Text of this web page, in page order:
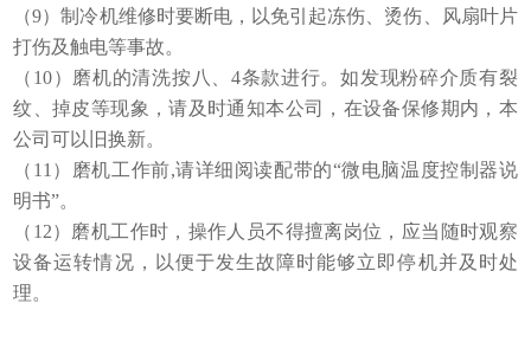
（9）制冷机维修时要断电，以免引起冻伤、烫伤、风扇叶片
打伤及触电等事故。
（10）磨机的清洗按八、4条款进行。如发现粉碎介质有裂
纹、掉皮等现象，请及时通知本公司，在设备保修期内，本
公司可以旧换新。
（11）磨机工作前,请详细阅读配带的“微电脑温度控制器说
明书”。
（12）磨机工作时，操作人员不得擅离岗位，应当随时观察
设备运转情况，以便于发生故障时能够立即停机并及时处
理。